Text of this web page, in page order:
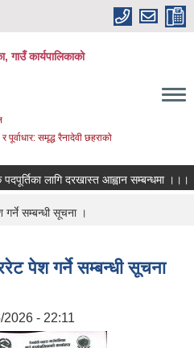
गाउँ कार्यपालिकाको
समृद्ध रैनादेवी छहराको
लागि दरखास्त आह्वान सम्बन्धमा ।।।
गर्ने सम्बन्धी सूचना ।
पेश गर्ने सम्बन्धी सूचना
- 22:11